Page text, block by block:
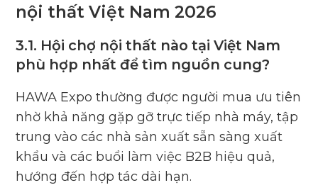
nội thất Việt Nam 2026
3.1. Hội chợ nội thất nào tại Việt Nam
phù hợp nhất để tìm nguồn cung?
HAWA Expo thường được người mua ưu tiên
nhờ khả năng gặp gỡ trực tiếp nhà máy, tập
trung vào các nhà sản xuất sẵn sàng xuất
khẩu và các buổi làm việc B2B hiệu quả,
hướng đến hợp tác dài hạn.